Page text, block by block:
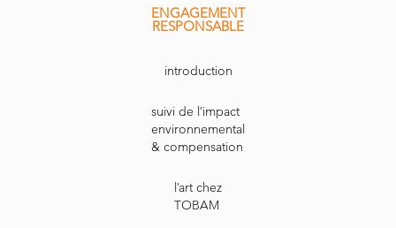
ENGAGEMENT
RESPONSABLE
introduction
suivi de l’impact
environnemental
& compensation
l’art chez
TOBAM